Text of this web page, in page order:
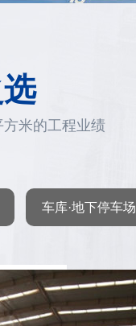
米的工程业绩
车库·地下停车场